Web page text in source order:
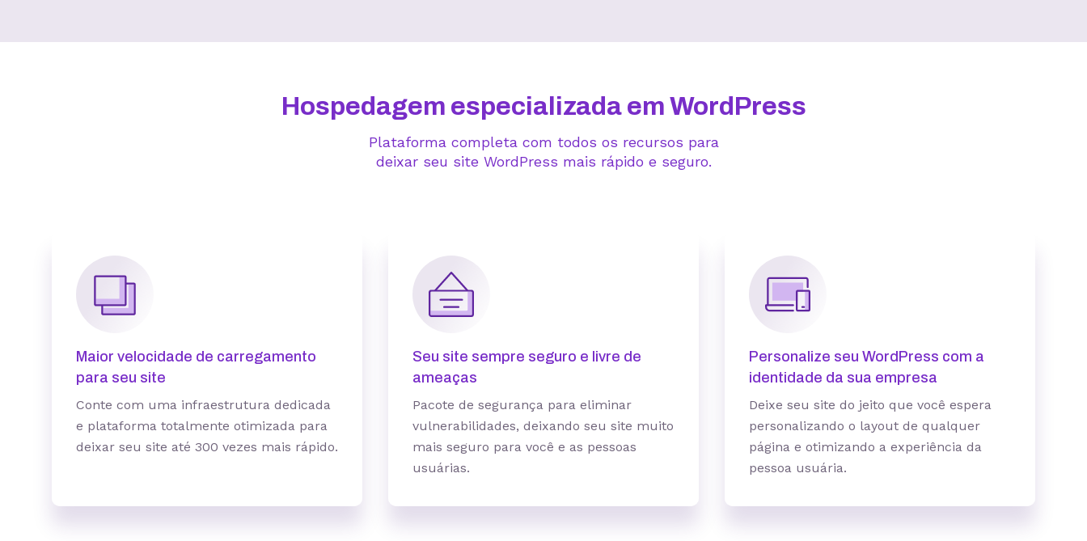
Contratar
Domínio grátis
Migração grátis
Criador de Sites grátis
Armazenamento 10 GB 25 GB
Suporte 24/7 com especialistas
Hospedagem especializada em WordPress
Plataforma completa com todos os recursos para
deixar seu site WordPress mais rápido e seguro.
Maior velocidade de carregamento
para seu site
Conte com uma infraestrutura dedicada
e plataforma totalmente otimizada para
deixar seu site até 300 vezes mais rápido.
Seu site sempre seguro e livre de
ameaças
Pacote de segurança para eliminar
vulnerabilidades, deixando seu site muito
mais seguro para você e as pessoas
usuárias.
Personalize seu WordPress com a
identidade da sua empresa
Deixe seu site do jeito que você espera
personalizando o layout de qualquer
página e otimizando a experiência da
pessoa usuária.